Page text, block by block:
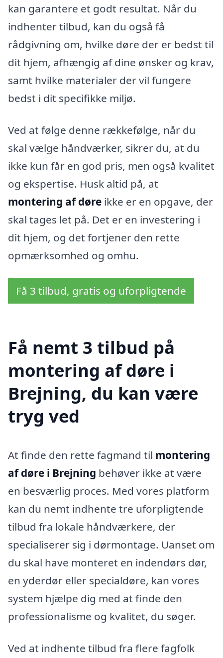
kan garantere et godt resultat. Når du
indhenter tilbud, kan du også få
rådgivning om, hvilke døre der er bedst til
dit hjem, afhængig af dine ønsker og krav,
samt hvilke materialer der vil fungere
bedst i dit specifikke miljø.
Ved at følge denne rækkefølge, når du
skal vælge håndværker, sikrer du, at du
ikke kun får en god pris, men også kvalitet
og ekspertise. Husk altid på, at
montering af døre ikke er en opgave, der
skal tages let på. Det er en investering i
dit hjem, og det fortjener den rette
opmærksomhed og omhu.
Få 3 tilbud, gratis og uforpligtende
Få nemt 3 tilbud på
montering af døre i
Brejning, du kan være
tryg ved
At finde den rette fagmand til montering
af døre i Brejning behøver ikke at være
en besværlig proces. Med vores platform
kan du nemt indhente tre uforpligtende
tilbud fra lokale håndværkere, der
specialiserer sig i dørmontage. Uanset om
du skal have monteret en indendørs dør,
en yderdør eller specialdøre, kan vores
system hjælpe dig med at finde den
professionalisme og kvalitet, du søger.
Ved at indhente tilbud fra flere fagfolk